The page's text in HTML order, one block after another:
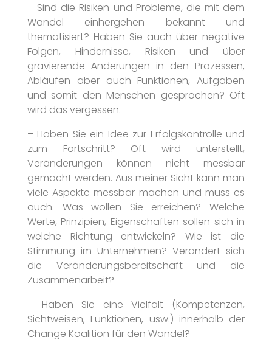
– Sind die Risiken und Probleme, die mit dem
Wandel einhergehen bekannt und
thematisiert? Haben Sie auch über negative
Folgen, Hindernisse, Risiken und über
gravierende Änderungen in den Prozessen,
Abläufen aber auch Funktionen, Aufgaben
und somit den Menschen gesprochen? Oft
wird das vergessen.
– Haben Sie ein Idee zur Erfolgskontrolle und
zum Fortschritt? Oft wird unterstellt,
Veränderungen können nicht messbar
gemacht werden. Aus meiner Sicht kann man
viele Aspekte messbar machen und muss es
auch. Was wollen Sie erreichen? Welche
Werte, Prinzipien, Eigenschaften sollen sich in
welche Richtung entwickeln? Wie ist die
Stimmung im Unternehmen? Verändert sich
die Veränderungsbereitschaft und die
Zusammenarbeit?
– Haben Sie eine Vielfalt (Kompetenzen,
Sichtweisen, Funktionen, usw.) innerhalb der
Change Koalition für den Wandel?